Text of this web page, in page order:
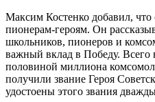
Максим Костенко добавил, что
пионерам-героям. Он
школьников, пионеров и
важный вклад в Победу. Всего
половиной миллиона
получили звание Героя
удостоены этого звания